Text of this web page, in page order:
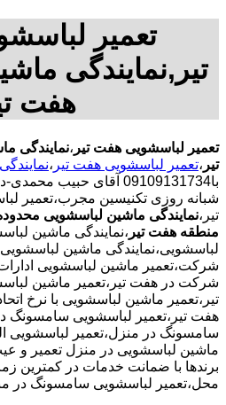
تعمیر
تیر,نمایندگی
هفت
تعمیر لباسشویی هفت تیر ،نمایندگی
تیر ،تعمیر لباسشویی هفت تیر ،
با09109131734 آقای
شبانه روزی تکنیسین مجرب،تعمیر
تیر،نمایندگی ماشین لباسشویی
منطقه هفت تیر ،نمایندگی ماشین
لباسشویی،نمایندگی ماشین
شرکت،تعمیر ماشین لباسشویی
شرکت در هفت تیر،تعمیر ماشین
تیر،تعمیر ماشین لباسشویی با نرخ
هفت تیر،تعمیر لباسشویی سامسونگ
سامسونگ در منزل،تعمیر لباسشویی
ماشین لباسشویی در منزل تعمیر و
برندها با ضمانت خدمات در کمترین
محل،تعمیر لباسشویی سامسونگ در